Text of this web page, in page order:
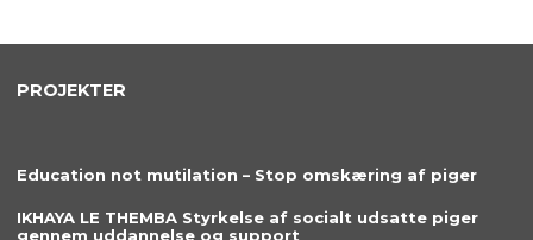
PROJEKTER
Education not mutilation – Stop omskæring af piger
IKHAYA LE THEMBA Styrkelse af socialt udsatte piger
gennem uddannelse og support